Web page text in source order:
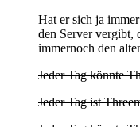
Hat er sich ja
den Server vergibt,
immernoch den
Jeder Tag könnte
Jeder Tag ist